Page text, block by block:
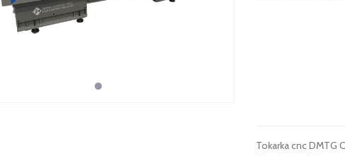
Tokarka cnc DMTG